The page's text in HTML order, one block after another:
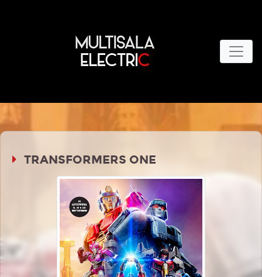
TRANSFORMERS ONE